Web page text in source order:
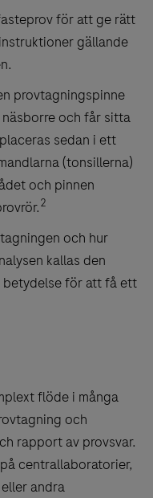
för att ge rätt
gällande
provtagningspinne
och får sitta
sedan i ett
(tonsillerna)
och pinnen
2
och hur
kallas den
betydelse för att få ett
flöde i många
och
rapport av provsvar.
centrallaboratorier,
andra